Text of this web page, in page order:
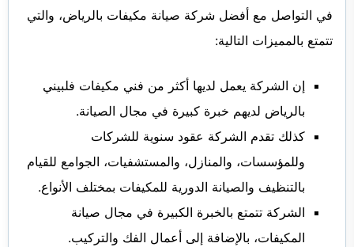
في التواصل مع أفضل شركة صيانة مكيفات بالرياض، والتي
تتمتع بالمميزات التالية:
إن الشركة يعمل لديها أكثر من فني مكيفات فلبيني
بالرياض لديهم خبرة كبيرة في مجال الصيانة.
كذلك تقدم الشركة عقود سنوية للشركات
وللمؤسسات، والمنازل، والمستشفيات، الجوامع للقيام
بالتنظيف والصيانة الدورية للمكيفات بمختلف الأنواع.
الشركة تتمتع بالخبرة الكبيرة في مجال صيانة
المكيفات، بالإضافة إلى أعمال الفك والتركيب.